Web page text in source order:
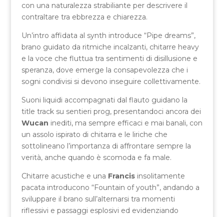
con una naturalezza strabiliante per descrivere il
contraltare tra ebbrezza e chiarezza.
Un’intro affidata al synth introduce “Pipe dreams”,
brano guidato da ritmiche incalzanti, chitarre heavy
e la voce che fluttua tra sentimenti di disillusione e
speranza, dove emerge la consapevolezza che i
sogni condivisi si devono inseguire collettivamente.
Suoni liquidi accompagnati dal flauto guidano la
title track su sentieri prog, presentandoci ancora dei
Wucan inediti, ma sempre efficaci e mai banali, con
un assolo ispirato di chitarra e le liriche che
sottolineano l’importanza di affrontare sempre la
verità, anche quando è scomoda e fa male.
Chitarre acustiche e una Francisinsolitamente
pacata introducono “Fountain of youth”, andando a
sviluppare il brano sull’alternarsi tra momenti
riflessivi e passaggi esplosivi ed evidenziando